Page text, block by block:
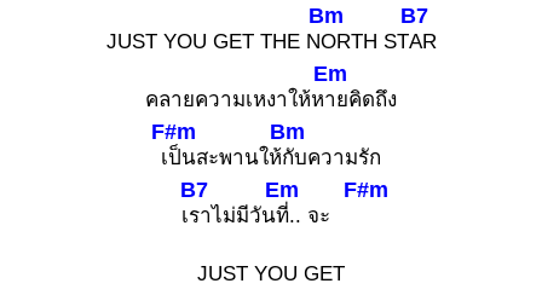
JUST YOU GET THE N
Bm
ORTH ST
B7
AR
คลายความเหงาให้ห
Em
ายคิดถึง
เ
F#m
ป็นสะพานให้
Bm
กับความรัก
เ
B7
ราไม่มีวัน
Em
ที่.. จะ
F#m
JUST YOU GET